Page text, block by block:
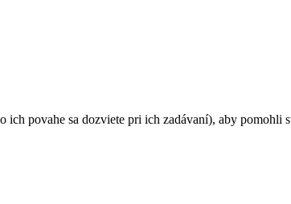
povahe sa dozviete pri ich zadávaní), aby